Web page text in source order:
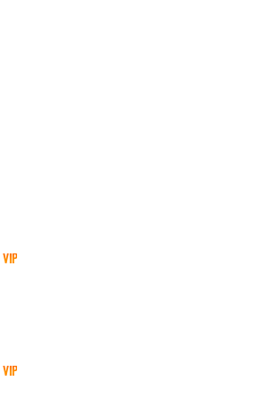
VIP
VIP